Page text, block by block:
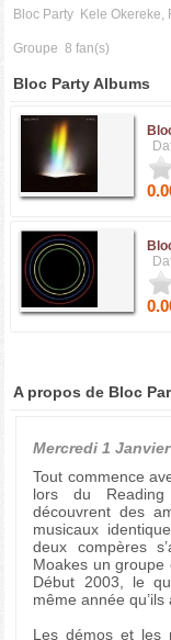
Bloc Party Kele Okereke,
Groupe 8 fan(s)
Bloc Party Albums
A propos de Bloc
Mercredi 1
Tout commence
lors du
découvrent des
musicaux
deux compères
Moakes un groupe
Début 2003, le
même année
Les démos et les